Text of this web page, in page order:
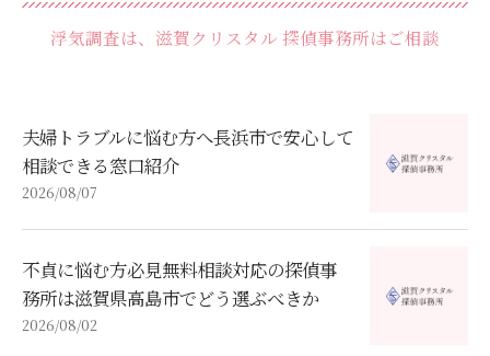
浮気調査は、滋賀クリスタル 探偵事務所はご相談
夫婦トラブルに悩む方へ長浜市で安心して
相談できる窓口紹介
2026/08/07
不貞に悩む方必見無料相談対応の探偵事
務所は滋賀県高島市でどう選ぶべきか
2026/08/02